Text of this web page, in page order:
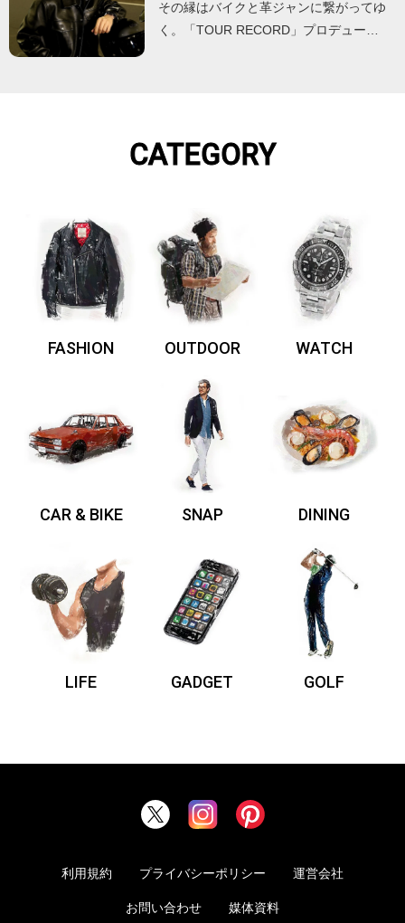
その縁はバイクと革ジャンに繋がってゆ
く。「TOUR RECORD」プロデュー…
CATEGORY
FASHION OUTDOOR WATCH
CAR & BIKE SNAP DINING
LIFE GADGET GOLF
利用規約 プライバシーポリシー 運営会社
お問い合わせ 媒体資料